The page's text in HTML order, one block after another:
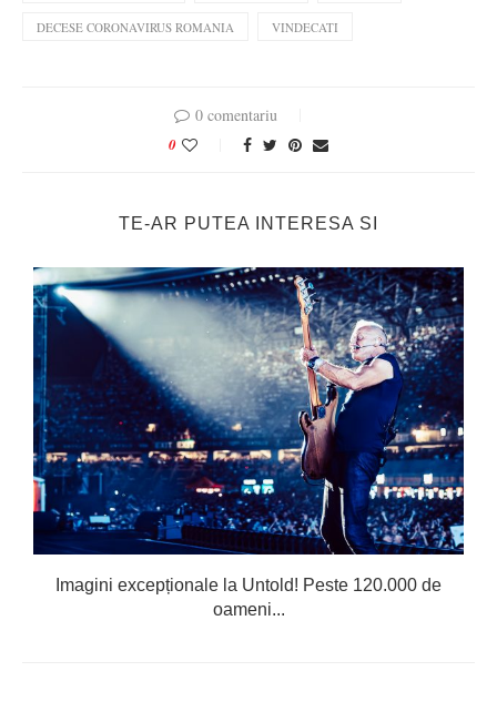
DECESE CORONAVIRUS ROMANIA VINDECATI
0 comentariu
0
TE-AR PUTEA INTERESA SI
Imagini excepționale la Untold! Peste 120.000 de
oameni...